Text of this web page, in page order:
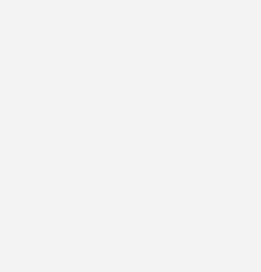
kommunale Gebietskörperschaften,
Schulen, Krankenhäusern sowie
für Wirtschaft und Ausfuhrkontrolle
den Zuschuss nach der Richtlinie zur
an Kälte- und Klimaanlagen auszahlt. ■
foerderrechner